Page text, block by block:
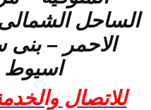
الساحل الشمالى
الاحمر – بنى
اسيوط
للاتصال